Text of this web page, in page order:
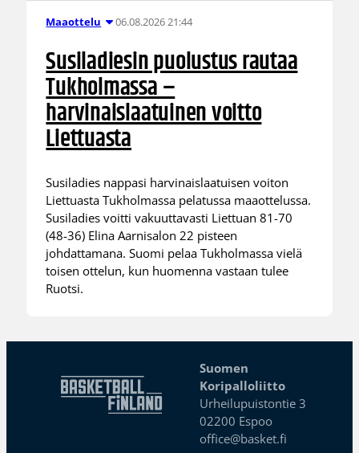
Maaottelu 06.08.2026 21:44
Susiladiesin puolustus rautaa
Tukholmassa –
harvinaislaatuinen voitto
Liettuasta
Susiladies nappasi harvinaislaatuisen voiton
Liettuasta Tukholmassa pelatussa maaottelussa.
Susiladies voitti vakuuttavasti Liettuan 81-70
(48-36) Elina Aarnisalon 22 pisteen
johdattamana. Suomi pelaa Tukholmassa vielä
toisen ottelun, kun huomenna vastaan tulee
Ruotsi.
Suomen
Koripalloliitto
Urheilupuistontie 3
02200 Espoo
office@basket.fi